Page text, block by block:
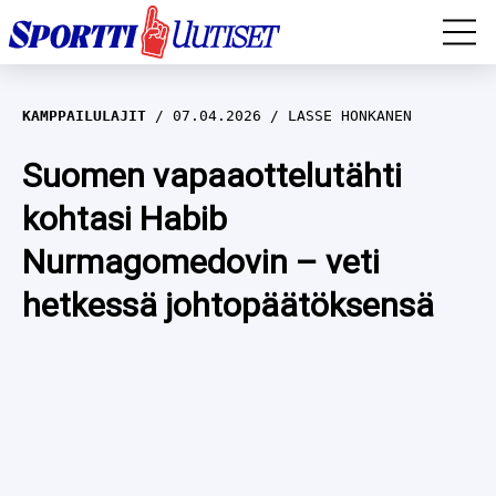
EM-YLEISURHEILU
JÄÄKIEKKO
YLEISURHEILU
WILMA HELTELÄ
TALVILAJIT
KAMPPAILULAJIT 07.04.2026 LASSE HONKANEN
Suomen vapaaottelutähti
kohtasi Habib
Nurmagomedovin – veti
hetkessä johtopäätöksensä